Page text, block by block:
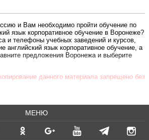
и Вам необходимо пройти обучение по
язык корпоративное обучение в Воронеже?
и телефоны учебных заведений и курсов,
английский язык корпоративное обучение, а
предложения Воронежа и выберите
данного материала запрещено без
МЕНЮ